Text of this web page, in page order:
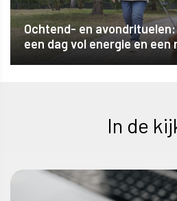
Ochtend- en
een dag vol energie en
In de